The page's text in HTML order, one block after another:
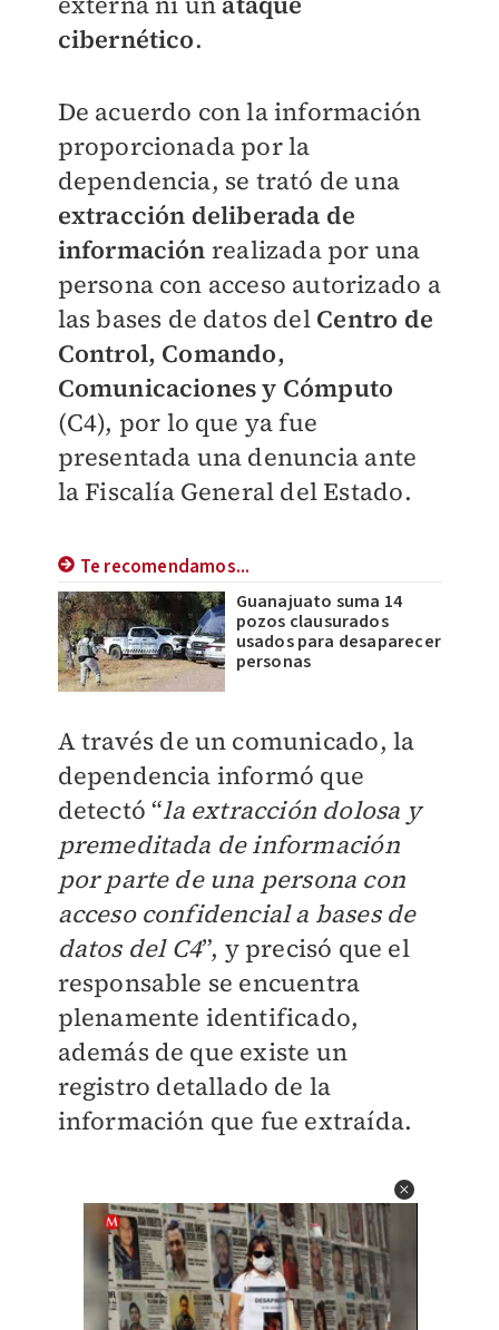
cibernético.
De acuerdo con la información
proporcionada por la
dependencia, se trató de una
extracción deliberada de
información realizada por una
persona con acceso autorizado a
las bases de datos del Centro de
Control, Comando,
Comunicaciones y Cómputo
(C4), por lo que ya fue
presentada una denuncia ante
la Fiscalía General del Estado.
Te recomendamos...
Guanajuato suma 14
pozos clausurados
usados para desaparecer
personas
A través de un comunicado, la
dependencia informó que
detectó “la extracción dolosa y
premeditada de información
por parte de una persona con
acceso confidencial a bases de
datos del C4”, y precisó que el
responsable se encuentra
plenamente identificado,
además de que existe un
registro detallado de la
información que fue extraída.